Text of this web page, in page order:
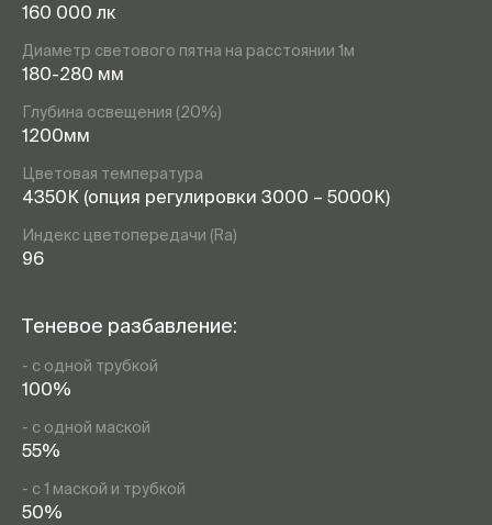
160 000 лк
Диаметр светового пятна на расстоянии 1м
180-280 мм
Глубина освещения (20%)
1200мм
Цветовая температура
4350К (опция регулировки 3000 – 5000К)
Индекс цветопередачи (Ra)
96
Теневое разбавление:
- с одной трубкой
100%
- с одной маской
55%
- с 1 маской и трубкой
50%